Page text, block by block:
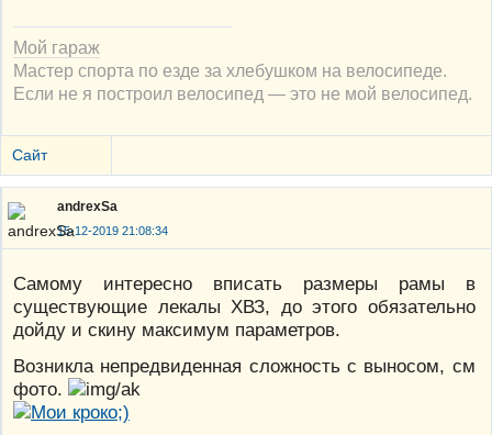
Мой гараж
Мастер спорта по езде за хлебушком на велосипеде.
Если не я построил велосипед — это не мой велосипед.
Сайт
andrexSa
15-12-2019 21:08:34
Самому интересно вписать размеры рамы в
существующие лекалы ХВЗ, до этого обязательно
дойду и скину максимум параметров.
Возникла непредвиденная сложность с выносом, см
фото.